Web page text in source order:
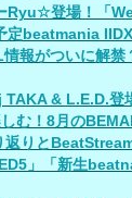
Ryu☆登場！「
定beatmania
報がついに解禁
& L.E.D.登
む！8月の
りと
」「新生